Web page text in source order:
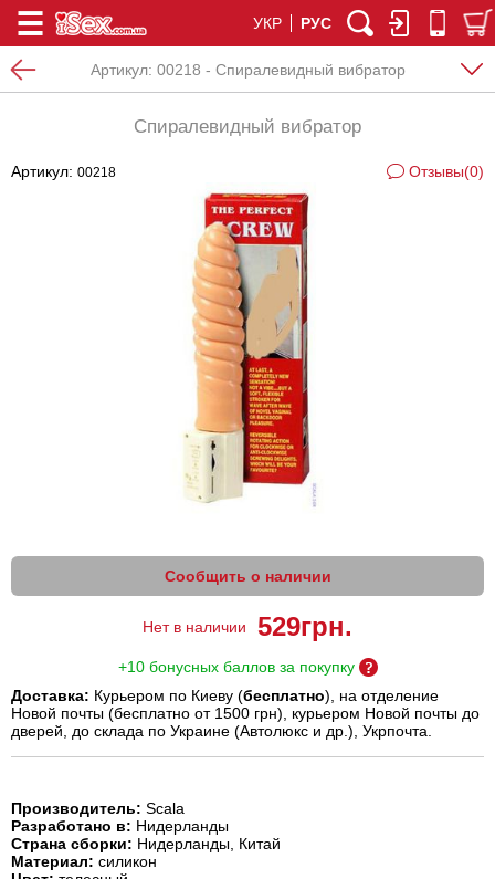
УКР РУС
Артикул: 00218 - Спиралевидный вибратор
Спиралевидный вибратор
Артикул: 00218 Отзывы(0)
Сообщить о наличии
Нет в наличии 529грн.
+10 бонусных баллов за покупку
Доставка: Курьером по Киеву (бесплатно), на отделение
Новой почты (бесплатно от 1500 грн), курьером Новой почты до
дверей, до склада по Украине (Автолюкс и др.), Укрпочта.
Производитель: Scala
Разработано в: Нидерланды
Страна сборки: Нидерланды, Китай
Материал: силикон